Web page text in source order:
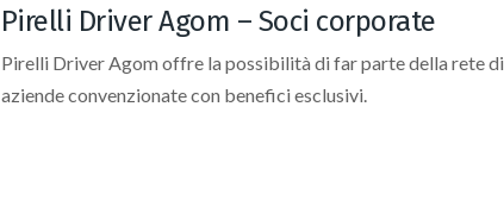
Pirelli Driver Agom – Soci corporate
Pirelli Driver Agom offre la possibilità di far parte della rete di
aziende convenzionate con benefici esclusivi.